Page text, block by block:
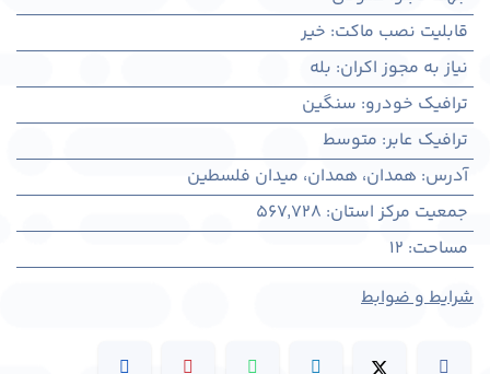
قابلیت نصب ماکت: خیر
نیاز به مجوز اکران: بله
ترافیک خودرو: سنگین
ترافیک عابر: متوسط
آدرس: همدان، همدان، میدان فلسطین
جمعیت مرکز استان:
567,728
مساحت:
12
شرایط و ضوابط